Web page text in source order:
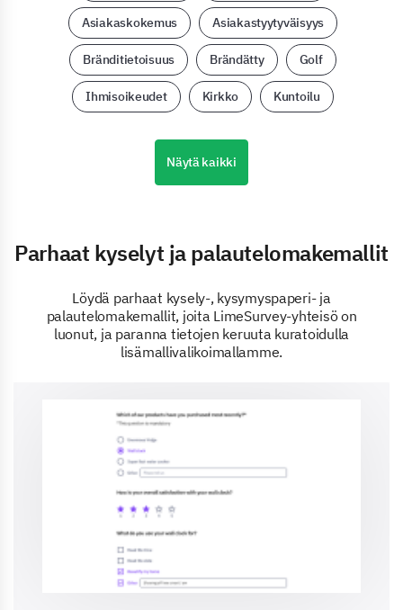
Asiakaskokemus Asiakastyytyväisyys
Bränditietoisuus Brändätty Golf
Ihmisoikeudet Kirkko Kuntoilu
Näytä kaikki
Parhaat kyselyt ja palautelomakemallit
Löydä parhaat kysely-, kysymyspaperi- ja
palautelomakemallit, joita LimeSurvey-yhteisö on
luonut, ja paranna tietojen keruuta kuratoidulla
lisämallivalikoimallamme.